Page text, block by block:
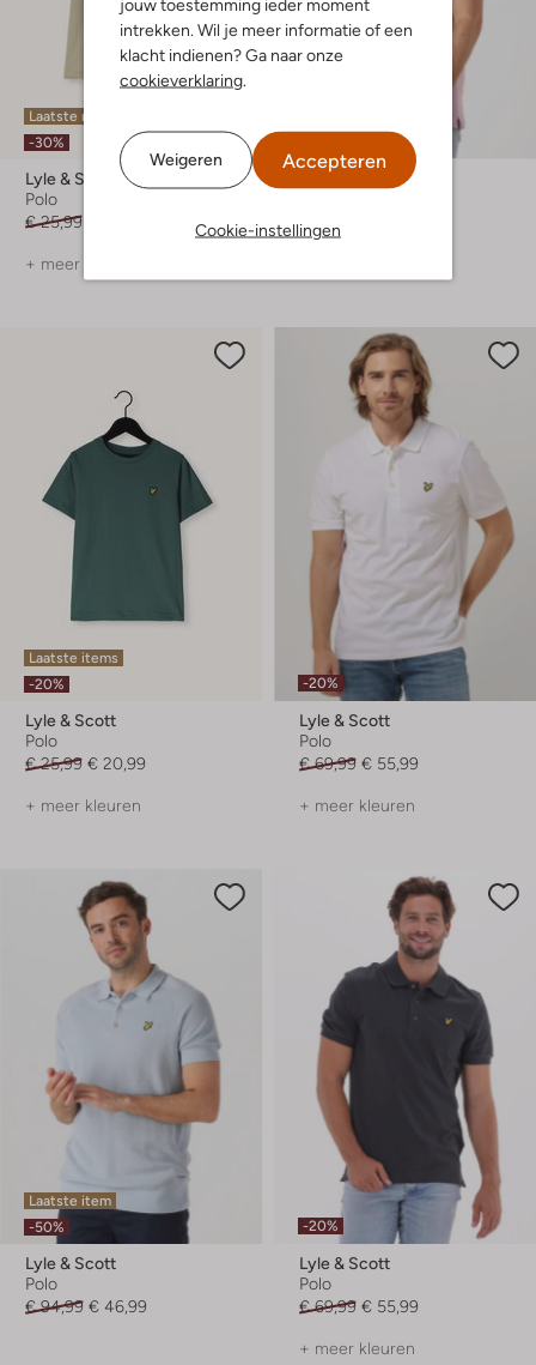
intrekken. Wil je meer informatie of een
klacht indienen? Ga naar onze
cookieverklaring
Weigeren Accepteren
Cookie-instellingen
Laatste maten
-30%
Lyle & Scott
Polo
€ 25,99
+ meer kleuren
Lyle & Scott
€ 69,99
Laatste items
-20%
Lyle & Scott
Polo
€ 25,99 € 20,99
+ meer kleuren
-20%
Lyle & Scott
Polo
€ 69,99 € 55,99
+ meer kleuren
Laatste item
-50%
Lyle & Scott
Polo
€ 94,99 € 46,99
-20%
Lyle & Scott
Polo
€ 69,99 € 55,99
+ meer kleuren